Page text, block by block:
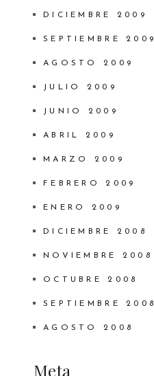
DICIEMBRE 2009
SEPTIEMBRE 2009
AGOSTO 2009
JULIO 2009
JUNIO 2009
ABRIL 2009
MARZO 2009
FEBRERO 2009
ENERO 2009
DICIEMBRE 2008
NOVIEMBRE 2008
OCTUBRE 2008
SEPTIEMBRE 2008
AGOSTO 2008
Meta